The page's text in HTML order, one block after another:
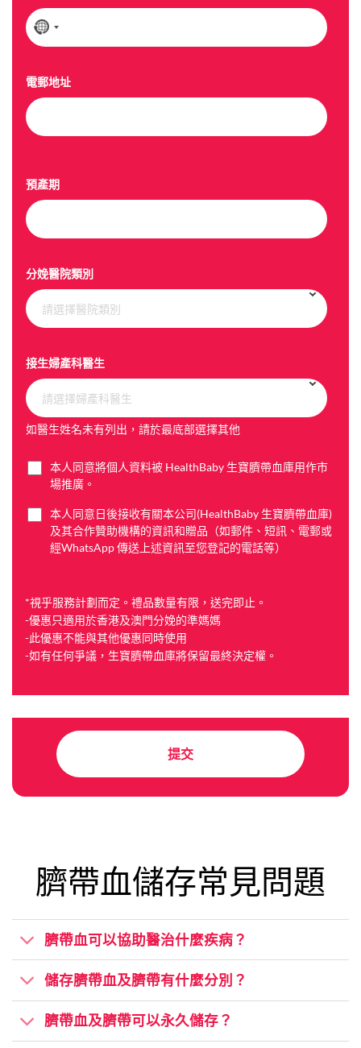
N
o
o
u
t
s
e
e
t
e
d
電郵地址
預產期
分娩醫院類別
請選擇醫院類別
接生婦產科醫生
請選擇婦產科醫生
如醫生姓名未有列出，請於最底部選擇其他
C
e
c
本人同意將個人資料被 HealthBaby 生寶臍帶血庫用作市
場推廣。
C
b
x
e
s
本人同意日後接收有關本公司(HealthBaby 生寶臍帶血庫)
及其合作贊助機構的資訊和贈品（如郵件、短訊、電郵或
經WhatsApp 傳送上述資訊至您登記的電話等）
*視乎服務計劃而定。禮品數量有限，送完即止。
-優惠只適用於香港及澳門分娩的準媽媽
-此優惠不能與其他優惠同時使用
-如有任何爭議，生寶臍帶血庫將保留最終決定權。
提交
臍帶血儲存常見問題
臍帶血可以協助醫治什麼疾病？
儲存臍帶血及臍帶有什麼分別？
臍帶血及臍帶可以永久儲存？